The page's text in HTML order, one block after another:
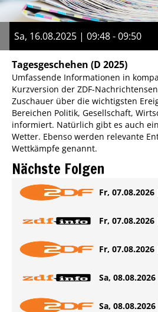
Sa, 16.08.2025 | 09:48 - 09:50
Tagesgeschehen (D 2025)
Umfassende Informationen in
Kurzversion der ZDF-
Zuschauer über die wichtigsten
Bereichen Politik, Gesellschaft,
informiert. Natürlich gibt es auch
Wetter. Ebenso werden relevante
Wettkämpfe genannt.
Nächste Folgen
Fr,
Fr,
Fr,
Sa,
Sa,